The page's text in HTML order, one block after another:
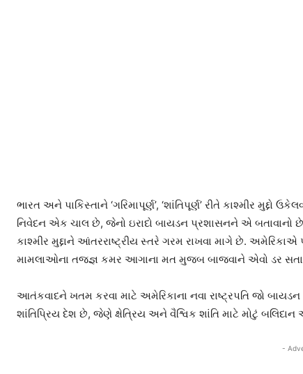
ભારત અને પાકિસ્તાને ‘ગરિમાપૂર્ણ’, ‘શાંતિપૂર્ણ’ રીતે કાશ્મીર
નિવેદન એક ચાલ છે, જેનો ઇરાદો બાયડન પ્રશાસનને એ બતાવાનો
કાશ્મીર મુદ્દાને આંતરરાષ્ટ્રીય સ્તરે ગરમ રાખવા માગે છે.
મામલાઓના તજજ્ઞ કમર આગાના મત મુજબ બાજવાને એવો ડર
આતંકવાદને ખતમ કરવા માટે અમેરિકાના નવા રાષ્ટ્રપતિ જો
શાંતિપ્રિય દેશ છે, જેણે ક્ષેત્રિય અને વૈશ્વિક શાંતિ માટે મોટું
-